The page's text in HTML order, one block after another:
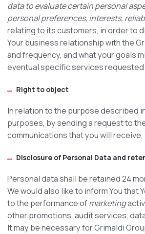
data to evaluate certain personal
personal preferences, interests,
relating to its customers, in order to
Your business relationship with the
and frequency, and what your goals
eventual specific services requested
Right to object
In relation to the purpose described
purposes, by sending a request to
communications that you will
Disclosure of Personal Data and
Personal data shall be retained 24
We would also like to inform You
to the performance ofmarketing
other promotions, audit services,
It may be necessary for Grimaldi